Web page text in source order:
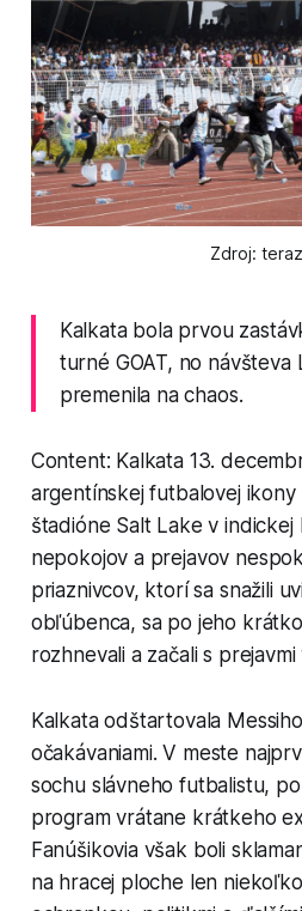
Zdroj:
Kalkata bola prvou
turné GOAT, no návšteva
premenila na chaos.
Content: Kalkata 13.
argentínskej futbalovej ikony
štadióne Salt Lake v indickej
nepokojov a prejavov
priaznivcov, ktorí sa snažili
obľúbenca, sa po jeho
rozhnevali a začali s prejavmi
Kalkata odštartovala
očakávaniami. V meste
sochu slávneho futbalistu,
program vrátane krátkeho
Fanúšikovia však boli
na hracej ploche len